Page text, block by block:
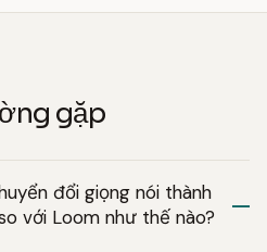
gặp
đổi giọng nói thành
với Loom như thế nào?